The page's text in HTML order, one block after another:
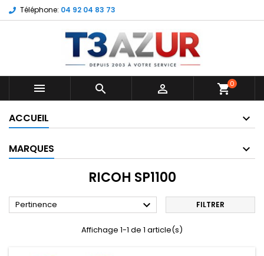
Téléphone: 04 92 04 83 73
   shopping_cart0
ACCUEIL
MARQUES
RICOH SP1100
Pertinence  FILTRER
Affichage 1-1 de 1 article(s)